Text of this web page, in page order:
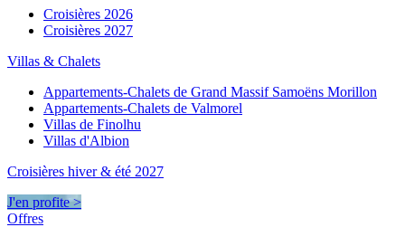
Croisières 2026
Croisières 2027
Villas & Chalets
Appartements-Chalets de Grand Massif Samoëns Morillon
Appartements-Chalets de Valmorel
Villas de Finolhu
Villas d'Albion
Croisières hiver & été 2027
J'en profite >
Offres